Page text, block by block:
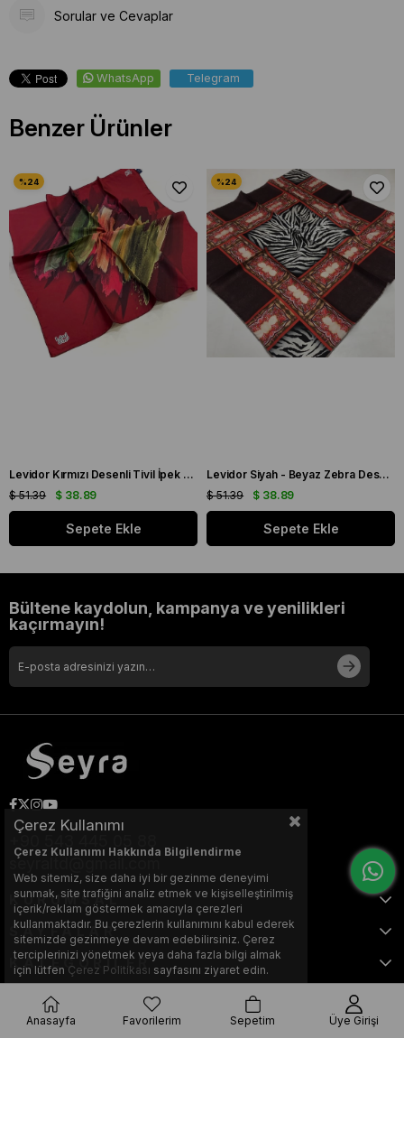
Sorular ve Cevaplar
WhatsApp Telegram
Benzer Ürünler
Levidor Kırmızı Desenli Tivil İpek Eşarp 19086
$ 38.89
$ 51.39
Sepete Ekle
Levidor Siyah - Beyaz Zebra Desen Tivil İpek Eşarp 20808
$ 38.89
$ 51.39
Sepete Ekle
Bültene kaydolun, kampanya ve yenilikleri
kaçırmayın!
seyraltd@gmail.com
KURUMSAL
SAYFALAR
KATEGORİLER
Bu web sitesi, Nihat KILIÇARSLAN tarafından tasarlanmış ve optimize
Çerez Kullanımı
Çerez Kullanımı Hakkında Bilgilendirme
Web sitemiz, size daha iyi bir gezinme deneyimi
sunmak, site trafiğini analiz etmek ve kişiselleştirilmiş
içerik/reklam göstermek amacıyla çerezleri
kullanmaktadır. Bu çerezlerin kullanımını kabul ederek
sitemizde gezinmeye devam edebilirsiniz. Çerez
terciplerinizi yönetmek veya daha fazla bilgi almak
için lütfen Çerez Politikası sayfasını ziyaret edin.
Anasayfa Favorilerim Sepetim Üye Girişi